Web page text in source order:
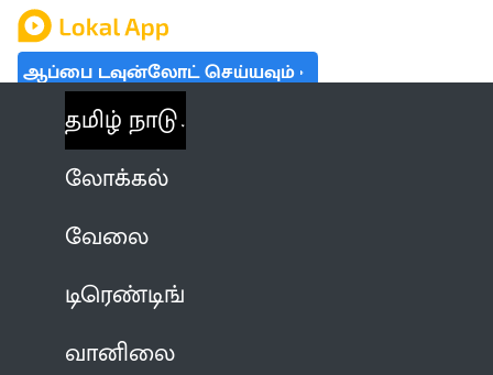
ஆப்பை டவுன்லோட் செய்யவும்
தமிழ் நாடு
லோக்கல்
வேலை
டிரெண்டிங்
வானிலை